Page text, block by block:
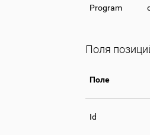
Program
Поля
Поле
Id